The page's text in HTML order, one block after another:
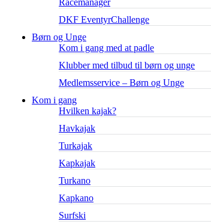
Racemanager
DKF EventyrChallenge
Børn og Unge
Kom i gang med at padle
Klubber med tilbud til børn og unge
Medlemsservice – Børn og Unge
Kom i gang
Hvilken kajak?
Havkajak
Turkajak
Kapkajak
Turkano
Kapkano
Surfski